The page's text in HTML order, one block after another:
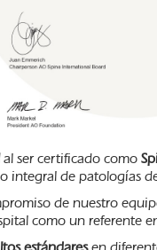
al ser certificado como
integral de patologías
de nuestro
como un referente